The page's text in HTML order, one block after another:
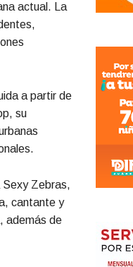
actual. La
a partir de
su
Sexy Zebras,
cantante y
además de